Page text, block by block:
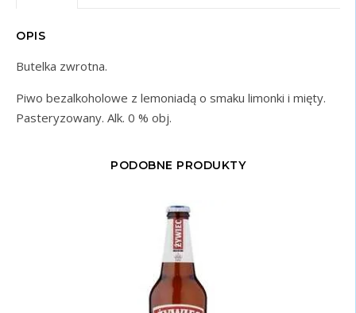
OPIS
Butelka zwrotna.
Piwo bezalkoholowe z lemoniadą o smaku limonki i mięty.
Pasteryzowany. Alk. 0 % obj.
PODOBNE PRODUKTY